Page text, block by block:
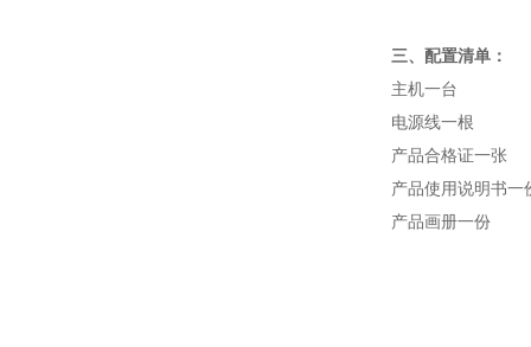
三、配置清单：
主机一台
电源线一根
产品合格证一张
产品使用说明书一
产品画册一份